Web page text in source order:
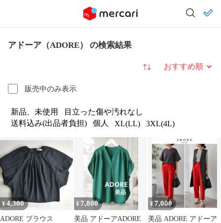
アドーア（ADORE） の検索結果
販売中のみ表示
並び替え
新品、未使用
目立った傷や汚れなし
送料込み(出品者負担)
個人 XL(LL) 3XL(4L)
¥4,300
ADORE ブラウス
¥ 7,800
美品 アドーアADORE
¥7,000
美品 ADORE アドーア